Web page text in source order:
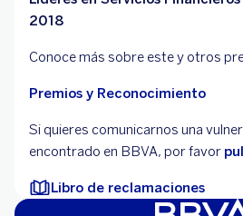
2018
Conoce más sobre este y otros
Premios y Reconocimiento
Si quieres comunicarnos una
encontrado en BBVA, por favor
Libro de reclamaciones